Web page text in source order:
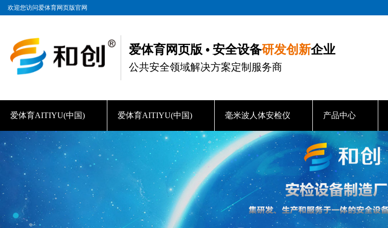
欢迎您访问爱体育网页版官网
爱体育网页版 • 安全设备研发创新企业
公共安全领域解决方案定制服务商
爱体育AITIYU(中国) 爱体育AITIYU(中国) 毫米波人体安检仪 产品中心